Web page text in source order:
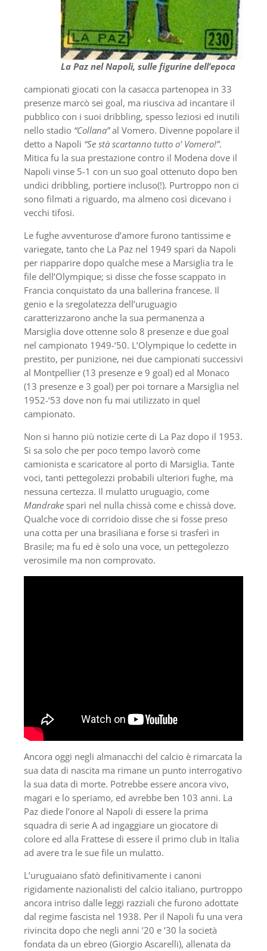
La Paz nel Napoli, sulle figurine dell’epoca
campionati giocati con la casacca partenopea in 33
presenze marcò sei goal, ma riusciva ad incantare il
pubblico con i suoi dribbling, spesso leziosi ed inutili
nello stadio “Collana”al Vomero. Divenne popolare il
detto a Napoli “Se stà scartanno tutto o’ Vomero!”.
Mitica fu la sua prestazione contro il Modena dove il
Napoli vinse 5-1 con un suo goal ottenuto dopo ben
undici dribbling, portiere incluso(!). Purtroppo non ci
sono filmati a riguardo, ma almeno così dicevano i
vecchi tifosi.
Le fughe avventurose d’amore furono tantissime e
variegate, tanto che La Paz nel 1949 sparì da Napoli
per riapparire dopo qualche mese a Marsiglia tra le
file dell’Olympique; si disse che fosse scappato in
Francia conquistato da una ballerina francese. Il
genio e la sregolatezza dell’uruguagio
caratterizzarono anche la sua permanenza a
Marsiglia dove ottenne solo 8 presenze e due goal
nel campionato 1949-‘50. L’Olympique lo cedette in
prestito, per punizione, nei due campionati successivi
al Montpellier (13 presenze e 9 goal) ed al Monaco
(13 presenze e 3 goal) per poi tornare a Marsiglia nel
1952-‘53 dove non fu mai utilizzato in quel
campionato.
Non si hanno più notizie certe di La Paz dopo il 1953.
Si sa solo che per poco tempo lavorò come
camionista e scaricatore al porto di Marsiglia. Tante
voci, tanti pettegolezzi probabili ulteriori fughe, ma
nessuna certezza. Il mulatto uruguagio, come
Mandrake sparì nel nulla chissà come e chissà dove.
Qualche voce di corridoio disse che si fosse preso
una cotta per una brasiliana e forse si trasferì in
Brasile; ma fu ed è solo una voce, un pettegolezzo
verosimile ma non comprovato.
Ancora oggi negli almanacchi del calcio è rimarcata la
sua data di nascita ma rimane un punto interrogativo
la sua data di morte. Potrebbe essere ancora vivo,
magari e lo speriamo, ed avrebbe ben 103 anni. La
Paz diede l’onore al Napoli di essere la prima
squadra di serie A ad ingaggiare un giocatore di
colore ed alla Frattese di essere il primo club in Italia
ad avere tra le sue file un mulatto.
L’uruguaiano sfatò definitivamente i canoni
rigidamente nazionalisti del calcio italiano, purtroppo
ancora intriso dalle leggi razziali che furono adottate
dal regime fascista nel 1938. Per il Napoli fu una vera
rivincita dopo che negli anni ’20 e ’30 la società
fondata da un ebreo (Giorgio Ascarelli), allenata da